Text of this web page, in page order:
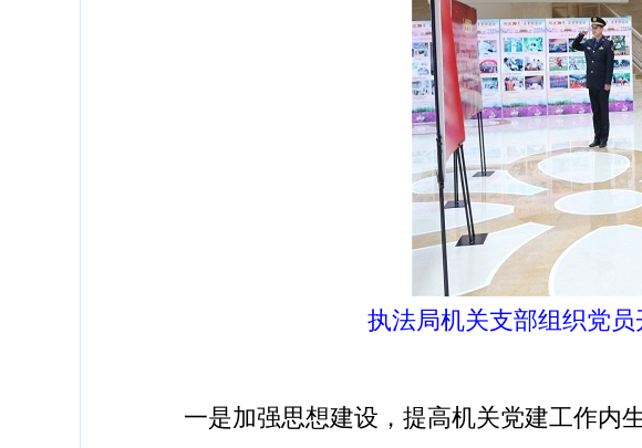
执法局机关支部组织党
一是加强思想建设，提高机关党建工作内生